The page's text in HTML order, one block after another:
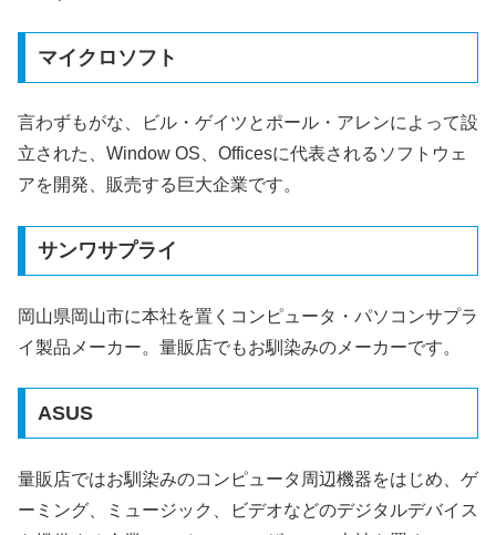
マイクロソフト
言わずもがな、ビル・ゲイツとポール・アレンによって設
立された、Window OS、Officesに代表されるソフトウェ
アを開発、販売する巨大企業です。
サンワサプライ
岡山県岡山市に本社を置くコンピュータ・パソコンサプラ
イ製品メーカー。量販店でもお馴染みのメーカーです。
ASUS
量販店ではお馴染みのコンピュータ周辺機器をはじめ、ゲ
ーミング、ミュージック、ビデオなどのデジタルデバイス